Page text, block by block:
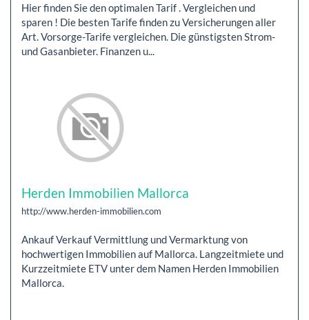
Hier finden Sie den optimalen Tarif . Vergleichen und
sparen ! Die besten Tarife finden zu Versicherungen aller
Art. Vorsorge-Tarife vergleichen. Die günstigsten Strom-
und Gasanbieter. Finanzen u...
Herden Immobilien Mallorca
http://www.herden-immobilien.com
Ankauf Verkauf Vermittlung und Vermarktung von
hochwertigen Immobilien auf Mallorca. Langzeitmiete und
Kurzzeitmiete ETV unter dem Namen Herden Immobilien
Mallorca.